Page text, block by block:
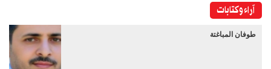
آراء وكتابات
طوفان المباغتة